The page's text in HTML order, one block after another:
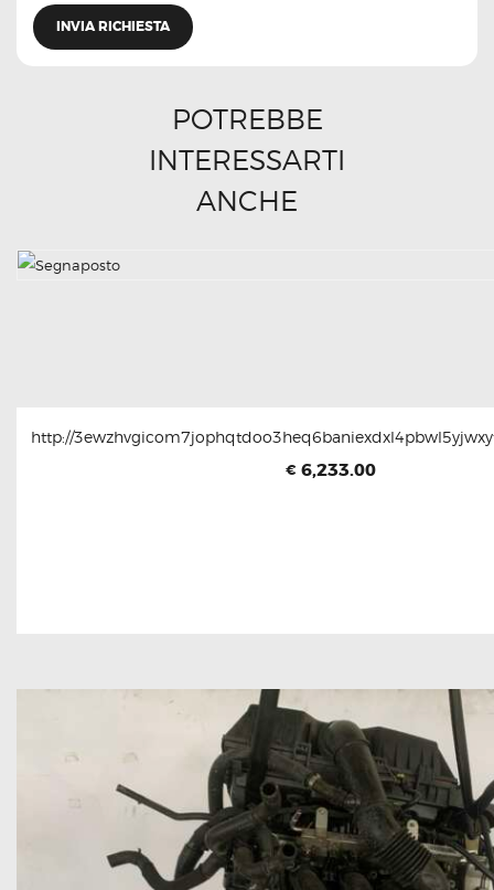
POTREBBE
INTERESSARTI
ANCHE
http://
€ 6,233.00